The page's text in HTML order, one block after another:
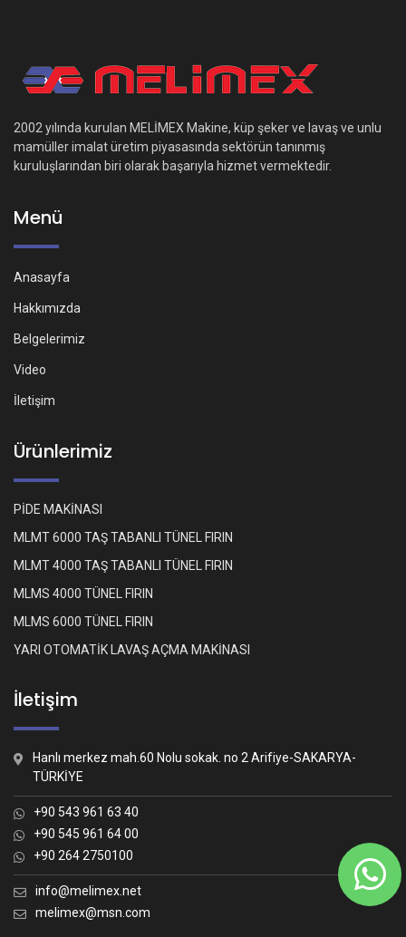
2002 yılında kurulan MELİMEX Makine, küp şeker ve lavaş ve unlu
mamüller imalat üretim piyasasında sektörün tanınmış
kuruluşlarından biri olarak başarıyla hizmet vermektedir.
Menü
Anasayfa
Hakkımızda
Belgelerimiz
Video
İletişim
Ürünlerimiz
PİDE MAKİNASI
MLMT 6000 TAŞ TABANLI TÜNEL FIRIN
MLMT 4000 TAŞ TABANLI TÜNEL FIRIN
MLMS 4000 TÜNEL FIRIN
MLMS 6000 TÜNEL FIRIN
YARI OTOMATİK LAVAŞ AÇMA MAKİNASI
İletişim
Hanlı merkez mah.60 Nolu sokak. no 2 Arifiye-SAKARYA-
TÜRKİYE
+90 543 961 63 40
+90 545 961 64 00
+90 264 2750100
info@melimex.net
melimex@msn.com
Nasıl yardımcı olabiliriz?